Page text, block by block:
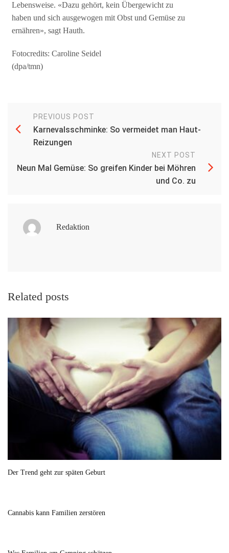
Lebensweise. «Dazu gehört, kein Übergewicht zu
haben und sich ausgewogen mit Obst und Gemüse zu
ernähren», sagt Hauth.
Fotocredits: Caroline Seidel
(dpa/tmn)
PREVIOUS POST
Karnevalsschminke: So vermeidet man Haut-
Reizungen
NEXT POST
Neun Mal Gemüse: So greifen Kinder bei Möhren
und Co. zu
Redaktion
Related posts
Der Trend geht zur späten Geburt
Cannabis kann Familien zerstören